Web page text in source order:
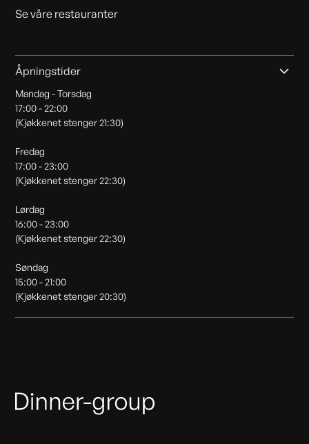
Se våre restauranter
Åpningstider
Mandag - Torsdag
17:00 - 22:00
(Kjøkkenet stenger 21:30)
Fredag
17:00 - 23:00
(Kjøkkenet stenger 22:30)
Lørdag
16:00 - 23:00
(Kjøkkenet stenger 22:30)
Søndag
15:00 - 21:00
(Kjøkkenet stenger 20:30)